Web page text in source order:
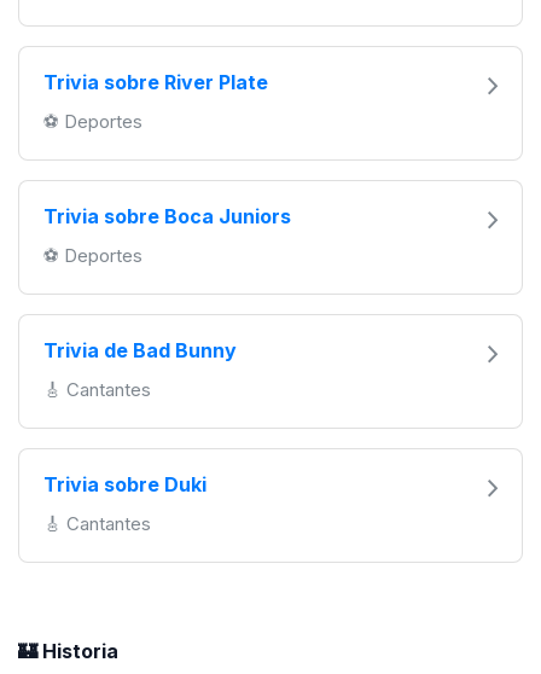
Trivia sobre River Plate
️⚽️ Deportes
Trivia sobre Boca Juniors
️⚽️ Deportes
Trivia de Bad Bunny
🎸 Cantantes
Trivia sobre Duki
🎸 Cantantes
🏰 Historia